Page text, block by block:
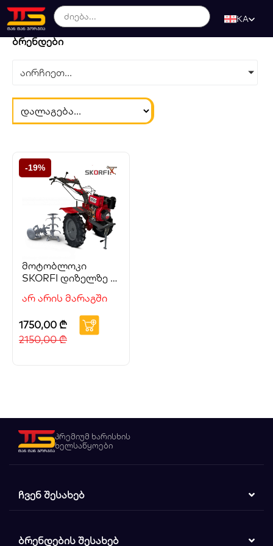
KA
ბრენდები
აირჩიეთ...
-19%
მოტობლოკი
SKORFI დიზელზე 7
არ არის მარაგში
1750,00 ₾
2150,00₾
პრემიუმ ხარისხის
ხელსაწყოები
ᲩᲕᲔᲜ ᲨᲔᲡᲐᲮᲔᲑ
ᲑᲠᲔᲜᲓᲔᲑᲘᲡ ᲨᲔᲡᲐᲮᲔᲑ